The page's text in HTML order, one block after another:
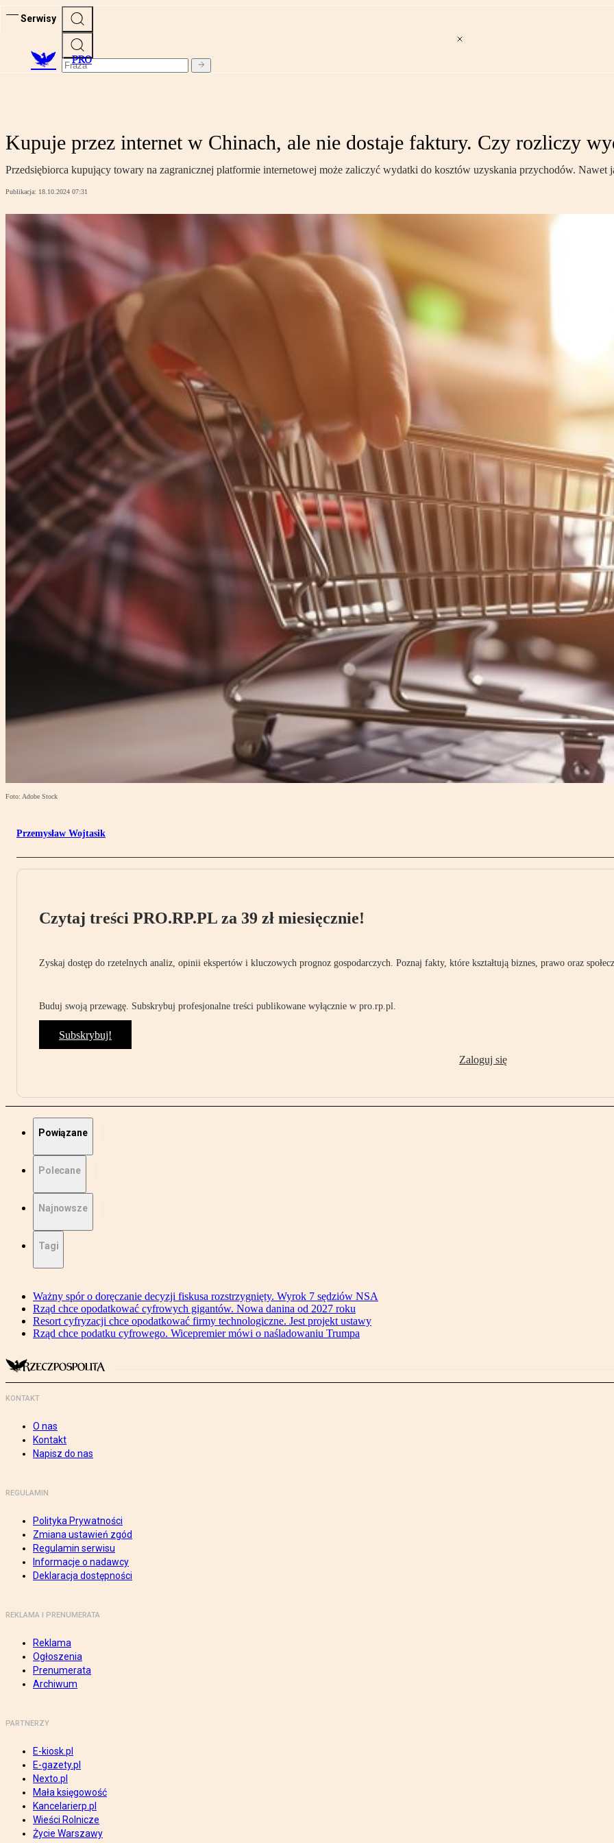
Serwisy
PRO
Kupuje przez internet w Chinach, ale nie dostaje faktury. Czy rozliczy
Przedsiębiorca kupujący towary na zagranicznej platformie internetowej może zaliczyć wydatki do kosztów uzyskania przychodów. Nawet
Publikacja: 18.10.2024 07:31
Foto: Adobe Stock
Przemysław Wojtasik
Czytaj treści PRO.RP.PL za 39 zł miesięcznie!
Zyskaj dostęp do rzetelnych analiz, opinii ekspertów i kluczowych prognoz gospodarczych. Poznaj fakty, które kształtują biznes, prawo oraz
Buduj swoją przewagę. Subskrybuj profesjonalne treści publikowane wyłącznie w pro.rp.pl.
Subskrybuj!
Zaloguj się
Powiązane
Polecane
Najnowsze
Tagi
Ważny spór o doręczanie decyzji fiskusa rozstrzygnięty. Wyrok 7 sędziów NSA
Rząd chce opodatkować cyfrowych gigantów. Nowa danina od 2027 roku
Resort cyfryzacji chce opodatkować firmy technologiczne. Jest projekt ustawy
Rząd chce podatku cyfrowego. Wicepremier mówi o naśladowaniu Trumpa
KONTAKT
O nas
Kontakt
Napisz do nas
REGULAMIN
Polityka Prywatności
Zmiana ustawień zgód
Regulamin serwisu
Informacje o nadawcy
Deklaracja dostępności
REKLAMA I PRENUMERATA
Reklama
Ogłoszenia
Prenumerata
Archiwum
PARTNERZY
E-kiosk.pl
E-gazety.pl
Nexto.pl
Mała księgowość
Kancelarierp.pl
Wieści Rolnicze
Życie Warszawy